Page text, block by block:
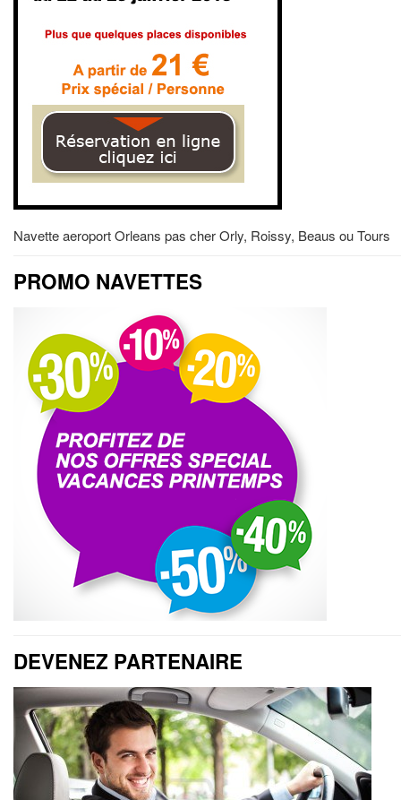
Navette aeroport Orleans pas cher Orly, Roissy, Beaus ou Tours
PROMO NAVETTES
DEVENEZ PARTENAIRE